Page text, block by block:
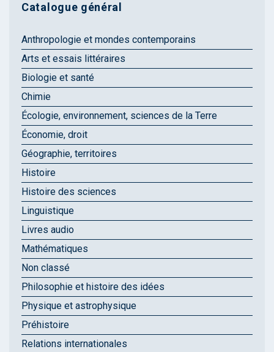
Catalogue général
Anthropologie et mondes contemporains
Arts et essais littéraires
Biologie et santé
Chimie
Écologie, environnement, sciences de la Terre
Économie, droit
Géographie, territoires
Histoire
Histoire des sciences
Linguistique
Livres audio
Mathématiques
Non classé
Philosophie et histoire des idées
Physique et astrophysique
Préhistoire
Relations internationales